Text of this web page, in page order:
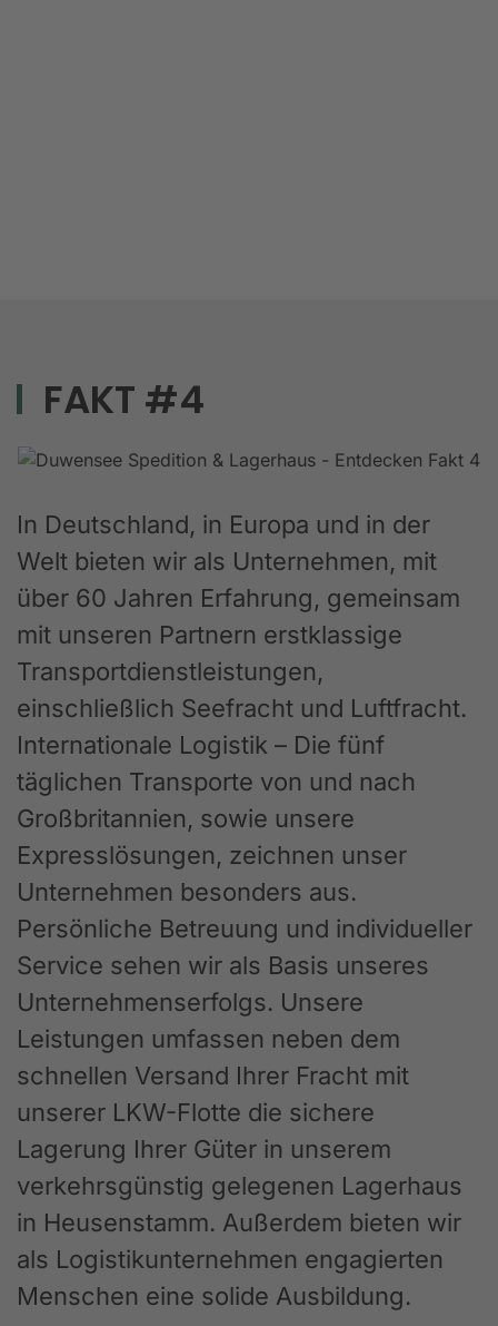
FAKT #4
In Deutschland, in Europa und in der
Welt bieten wir als Unternehmen, mit
über 60 Jahren Erfahrung, gemeinsam
mit unseren Partnern erstklassige
Transportdienstleistungen,
einschließlich Seefracht und Luftfracht.
Internationale Logistik – Die fünf
täglichen Transporte von und nach
Großbritannien, sowie unsere
Expresslösungen, zeichnen unser
Unternehmen besonders aus.
Persönliche Betreuung und individueller
Service sehen wir als Basis unseres
Unternehmenserfolgs. Unsere
Leistungen umfassen neben dem
schnellen Versand Ihrer Fracht mit
unserer LKW-Flotte die sichere
Lagerung Ihrer Güter in unserem
verkehrsgünstig gelegenen Lagerhaus
in Heusenstamm. Außerdem bieten wir
als Logistikunternehmen engagierten
Menschen eine solide Ausbildung.